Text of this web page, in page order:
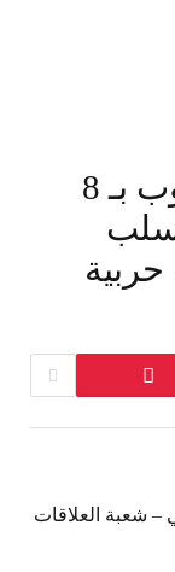
قوى الأمن: توقيف مطلوب بـ 8
سلب
– شعبة العلاقات